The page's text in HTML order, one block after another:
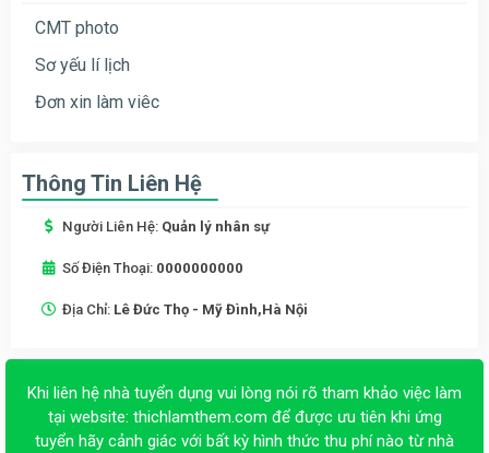
CMT photo
Sơ yếu lí lịch
Đơn xin làm viêc
Thông Tin Liên Hệ
Người Liên Hệ: Quản lý nhân sự
Số Điện Thoại: 0000000000
Địa Chỉ: Lê Đức Thọ - Mỹ Đình,Hà Nội
Khi liên hệ nhà tuyển dụng vui lòng nói rõ tham khảo việc làm
tại website: thichlamthem.com để được ưu tiên khi ứng
tuyển hãy cảnh giác với bất kỳ hình thức thu phí nào từ nhà